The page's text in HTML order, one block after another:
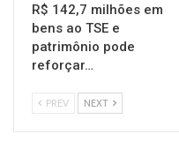
R$ 142,7 milhões em
bens ao TSE e
patrimônio pode
reforçar…
PREV NEXT